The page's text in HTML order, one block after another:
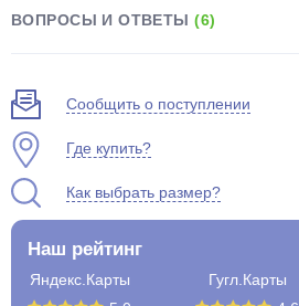
ВОПРОСЫ И ОТВЕТЫ(6)
Сообщить о поступлении
Где купить?
Как выбрать размер?
Наш рейтинг
Яндекс.Карты
Гугл.Карты